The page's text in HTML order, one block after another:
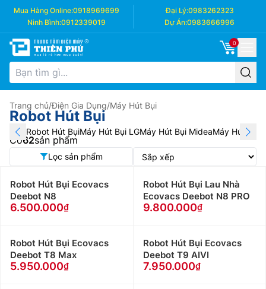
Mua Hàng Online:0918969699 Đại Lý:0983262323
Ninh Bình:0912339019 Dự Án:0983666996
0
Trang chủ/Điện Gia Dụng/Máy Hút Bụi
Robot Hút Bụi
Robot Hút BụiMáy Hút Bụi LGMáy Hút Bụi MideaMáy Hút Bụi
Có62sản phẩm
Lọc sản phẩm
Robot Hút Bụi Ecovacs
Deebot N8
6.500.000
Robot Hút Bụi Lau Nhà
Ecovacs Deebot N8 PRO
9.800.000
Robot Hút Bụi Ecovacs
Deebot T8 Max
5.950.000
Robot Hút Bụi Ecovacs
Deebot T9 AIVI
7.950.000